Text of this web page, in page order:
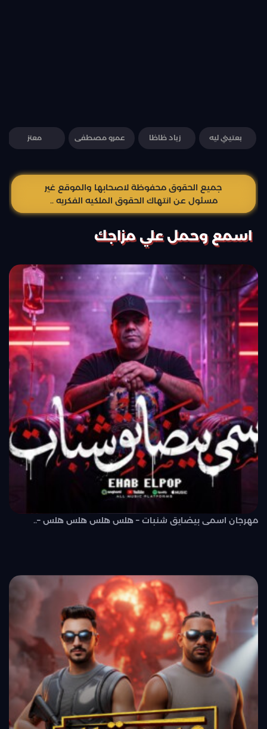
بعتيني ليه زياد ظاظا عمرو مصطفى معتز
جميع الحقوق محفوظة لاصحابها والموقع غير
مسئول عن انتهاك الحقوق الملكيه الفكريه ..
اسمع وحمل علي مزاجك
مهرجان اسمى بيضايق شنبات – هلس هلس هلس هلس –..